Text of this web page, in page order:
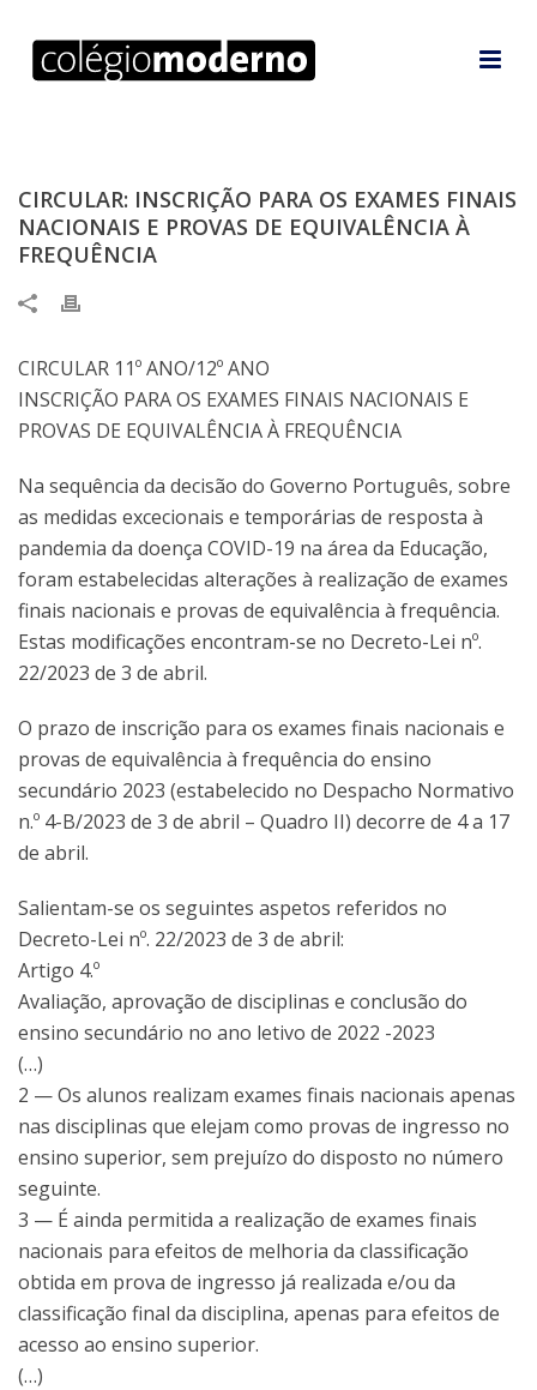
CIRCULAR: INSCRIÇÃO PARA OS EXAMES FINAIS
NACIONAIS E PROVAS DE EQUIVALÊNCIA À
FREQUÊNCIA
CIRCULAR 11º ANO/12º ANO
INSCRIÇÃO PARA OS EXAMES FINAIS NACIONAIS E
PROVAS DE EQUIVALÊNCIA À FREQUÊNCIA
Na sequência da decisão do Governo Português, sobre
as medidas excecionais e temporárias de resposta à
pandemia da doença COVID-19 na área da Educação,
foram estabelecidas alterações à realização de exames
finais nacionais e provas de equivalência à frequência.
Estas modificações encontram-se no Decreto-Lei nº.
22/2023 de 3 de abril.
O prazo de inscrição para os exames finais nacionais e
provas de equivalência à frequência do ensino
secundário 2023 (estabelecido no Despacho Normativo
n.º 4-B/2023 de 3 de abril – Quadro II) decorre de 4 a 17
de abril.
Salientam-se os seguintes aspetos referidos no
Decreto-Lei nº. 22/2023 de 3 de abril:
Artigo 4.º
Avaliação, aprovação de disciplinas e conclusão do
ensino secundário no ano letivo de 2022 -2023
(…)
2 — Os alunos realizam exames finais nacionais apenas
nas disciplinas que elejam como provas de ingresso no
ensino superior, sem prejuízo do disposto no número
seguinte.
3 — É ainda permitida a realização de exames finais
nacionais para efeitos de melhoria da classificação
obtida em prova de ingresso já realizada e/ou da
classificação final da disciplina, apenas para efeitos de
acesso ao ensino superior.
(…)